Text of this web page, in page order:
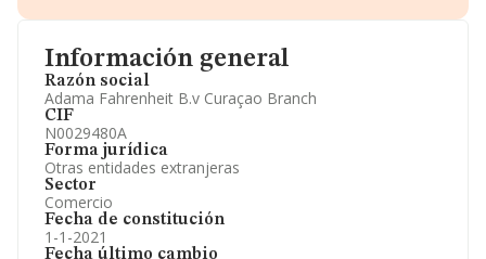
Información general
Razón social
Adama Fahrenheit B.v Curaçao Branch
CIF
N0029480A
Forma jurídica
Otras entidades extranjeras
Sector
Comercio
Fecha de constitución
1-1-2021
Fecha último cambio
Accionistas.
Artículos de prensa publicados sobre la empresa.
Información oficial y registral complementaria.